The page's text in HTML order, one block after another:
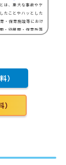
は、重大な事故やケ
たことやハッとした
・保育施設等におけ
・幼稚園・保育所等
）